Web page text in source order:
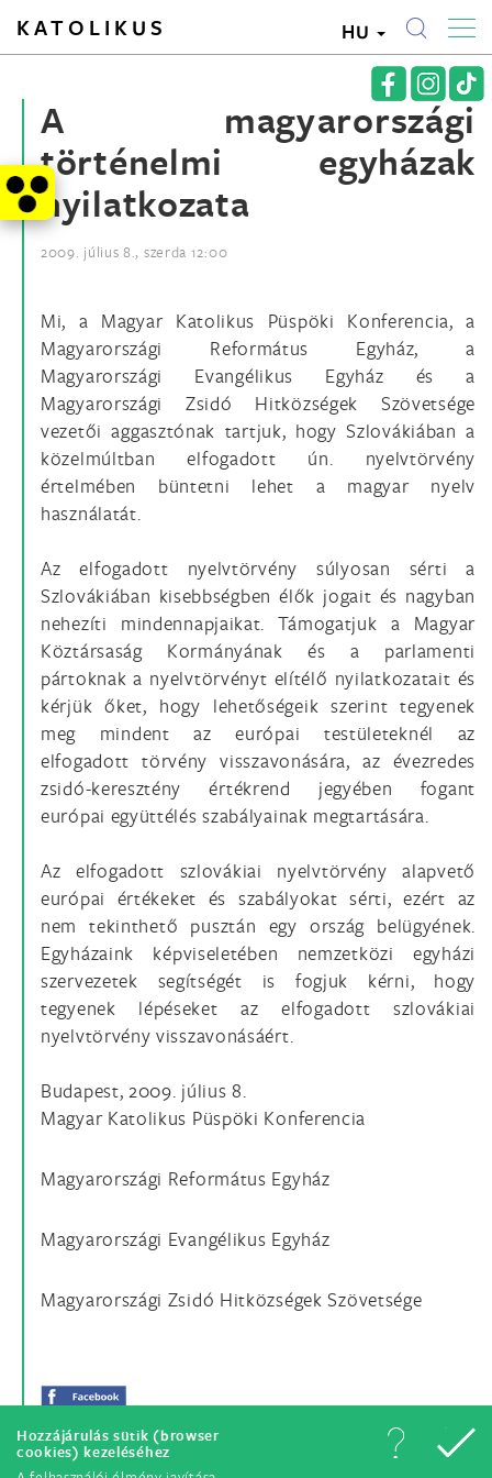
Hozzájárulás sütik (browser
cookies) kezeléséhez
KATOLIKUS HU
A magyarországi
történelmi egyházak
nyilatkozata
2009. július 8., szerda 12:00
Mi, a Magyar Katolikus Püspöki Konferencia, a
Magyarországi Református Egyház, a
Magyarországi Evangélikus Egyház és a
Magyarországi Zsidó Hitközségek Szövetsége
vezetői aggasztónak tartjuk, hogy Szlovákiában a
közelmúltban elfogadott ún. nyelvtörvény
értelmében büntetni lehet a magyar nyelv
használatát.
Az elfogadott nyelvtörvény súlyosan sérti a
Szlovákiában kisebbségben élők jogait és nagyban
nehezíti mindennapjaikat. Támogatjuk a Magyar
Köztársaság Kormányának és a parlamenti
pártoknak a nyelvtörvényt elítélő nyilatkozatait és
kérjük őket, hogy lehetőségeik szerint tegyenek
meg mindent az európai testületeknél az
elfogadott törvény visszavonására, az évezredes
zsidó-keresztény értékrend jegyében fogant
európai együttélés szabályainak megtartására.
Az elfogadott szlovákiai nyelvtörvény alapvető
európai értékeket és szabályokat sérti, ezért az
nem tekinthető pusztán egy ország belügyének.
Egyházaink képviseletében nemzetközi egyházi
szervezetek segítségét is fogjuk kérni, hogy
tegyenek lépéseket az elfogadott szlovákiai
nyelvtörvény visszavonásáért.
Budapest, 2009. július 8.
Magyar Katolikus Püspöki Konferencia
Magyarországi Református Egyház
Magyarországi Evangélikus Egyház
Magyarországi Zsidó Hitközségek Szövetsége